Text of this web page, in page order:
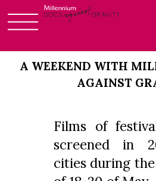
to
contentA WEEKEND WITH
AGAINST
Films of
screened in
cities during